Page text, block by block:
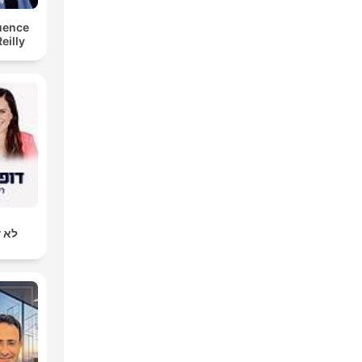
לא